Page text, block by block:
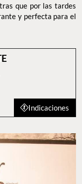
que por las tardes
y perfecta para el
Indicaciones